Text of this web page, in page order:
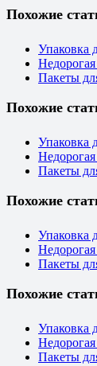
Похожие
Упаковка
Пакеты
Похожие
Упаковка
Пакеты
Похожие
Упаковка
Пакеты
Похожие
Упаковка
Пакеты